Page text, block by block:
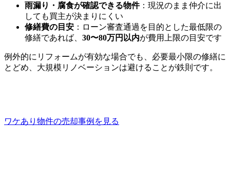
雨漏り・腐食が確認できる物件：現況のまま仲介に出
しても買主が決まりにくい
修繕費の目安 ：ローン審査通過を目的とした最低限の
修繕であれば、 30〜80万円以内が費用上限の目安です
例外的にリフォームが有効な場合でも、必要最小限の修繕に
とどめ、大規模リノベーションは避けることが鉄則です。
ワケあり物件の売却事例を見る